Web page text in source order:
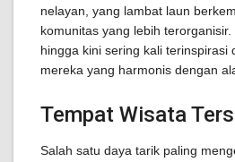
nelayan, yang lambat laun
komunitas yang lebih
hingga kini sering kali terinspirasi
mereka yang harmonis dengan
Tempat Wisata
Salah satu daya tarik paling